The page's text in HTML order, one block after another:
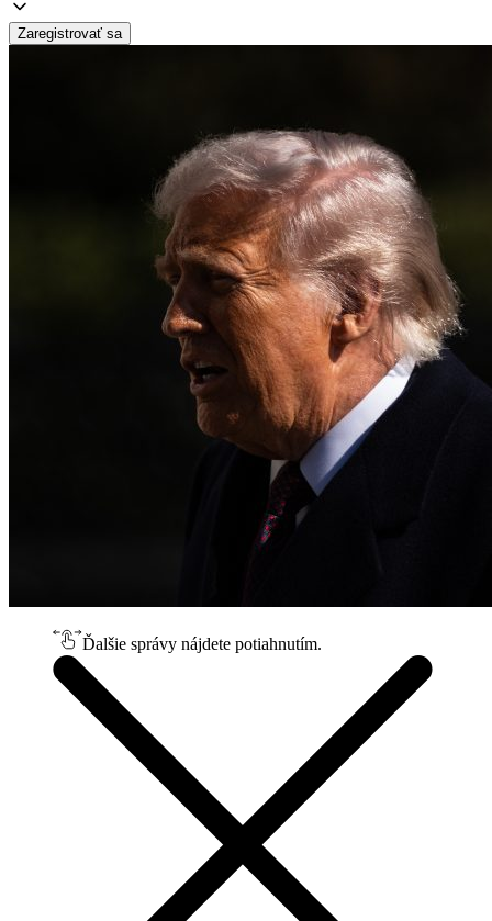
Zaregistrovať sa
Ďalšie správy nájdete potiahnutím.